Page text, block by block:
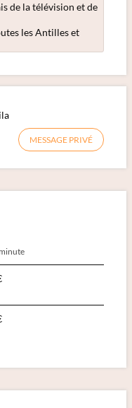
de la télévision et de
les Antilles et
MESSAGE PRIVÉ